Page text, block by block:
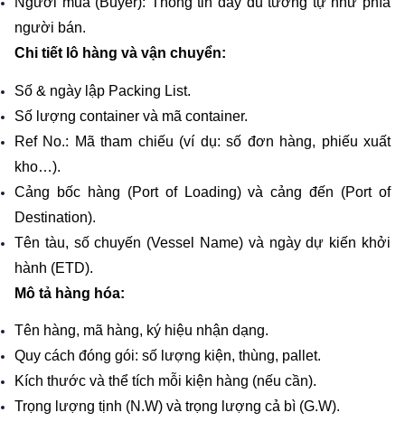
người bán.
Chi tiết lô hàng và vận chuyển:
Số & ngày lập Packing List.
Số lượng container và mã container.
Ref No.: Mã tham chiếu (ví dụ: số đơn hàng, phiếu xuất
kho…).
Cảng bốc hàng (Port of Loading) và cảng đến (Port of
Destination).
Tên tàu, số chuyến (Vessel Name) và ngày dự kiến khởi
hành (ETD).
Mô tả hàng hóa:
Tên hàng, mã hàng, ký hiệu nhận dạng.
Quy cách đóng gói: số lượng kiện, thùng, pallet.
Kích thước và thể tích mỗi kiện hàng (nếu cần).
Trọng lượng tịnh (N.W) và trọng lượng cả bì (G.W).